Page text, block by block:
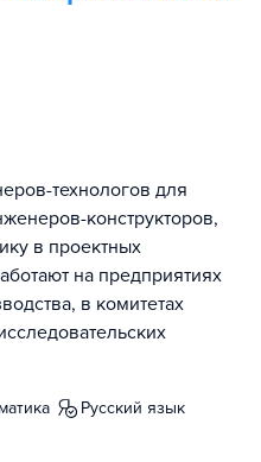
технологов для
конструкторов,
в проектных
на предприятиях
в комитетах
русский язык